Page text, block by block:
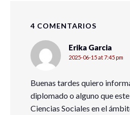
4 COMENTARIOS
Erika Garcia
2025-06-15 at 7:45 pm
Buenas tardes quiero
diplomado o alguno que
Ciencias Sociales en el